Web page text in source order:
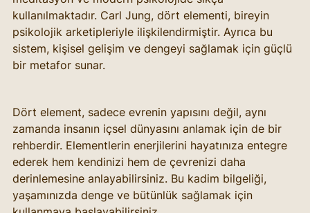
kullanılmaktadır. Carl Jung, dört elementi, bireyin
psikolojik arketipleriyle ilişkilendirmiştir. Ayrıca bu
sistem, kişisel gelişim ve dengeyi sağlamak için güçlü
bir metafor sunar.
Dört element, sadece evrenin yapısını değil, aynı
zamanda insanın içsel dünyasını anlamak için de bir
rehberdir. Elementlerin enerjilerini hayatınıza entegre
ederek hem kendinizi hem de çevrenizi daha
derinlemesine anlayabilirsiniz. Bu kadim bilgeliği,
yaşamınızda denge ve bütünlük sağlamak için